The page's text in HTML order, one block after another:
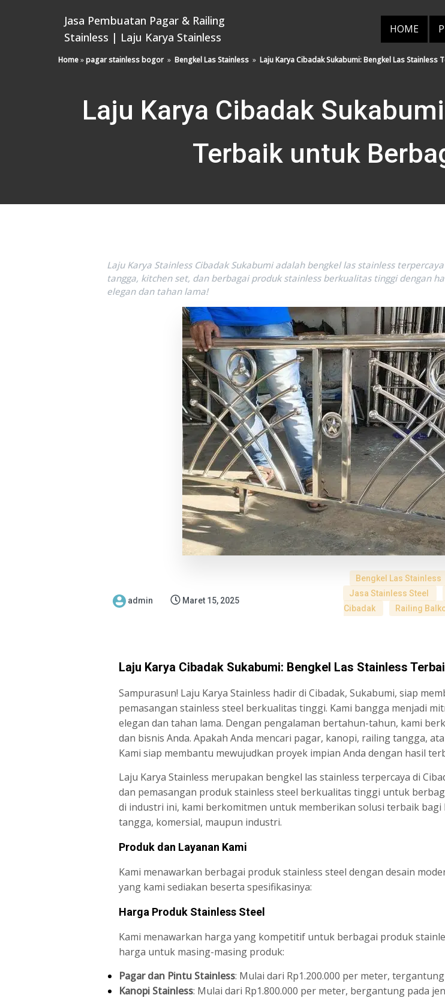
Jasa Pembuatan Pagar & Railing
Stainless | Laju Karya Stainless
HOME
Home»pagar stainless bogor » Bengkel Las Stainless » Laju Karya Cibadak Sukabumi: Bengkel Las Stainless
Laju Karya Cibadak
Terbaik untuk
Laju Karya Stainless Cibadak Sukabumi adalah bengkel las stainless
tangga, kitchen set, dan berbagai produk stainless berkualitas tinggi dengan
elegan dan tahan lama!
admin Maret 15, 2025
Bengkel Las Stainless
Jasa Stainless Steel
Cibadak
Railing
Laju Karya Cibadak Sukabumi: Bengkel Las Stainless
Sampurasun! Laju Karya Stainless hadir di Cibadak, Sukabumi, siap
pemasangan stainless steel berkualitas tinggi. Kami bangga menjadi
elegan dan tahan lama. Dengan pengalaman bertahun-tahun, kami
dan bisnis Anda. Apakah Anda mencari pagar, kanopi, railing tangga,
Kami siap membantu mewujudkan proyek impian Anda dengan hasil
Laju Karya Stainless merupakan bengkel las stainless terpercaya di
dan pemasangan produk stainless steel berkualitas tinggi untuk
di industri ini, kami berkomitmen untuk memberikan solusi terbaik
tangga, komersial, maupun industri.
Produk dan Layanan Kami
Kami menawarkan berbagai produk stainless steel dengan desain
yang kami sediakan beserta spesifikasinya:
Harga Produk Stainless Steel
Kami menawarkan harga yang kompetitif untuk berbagai produk
harga untuk masing-masing produk:
Pagar dan Pintu Stainless: Mulai dari Rp1.200.000 per meter,
Kanopi Stainless: Mulai dari Rp1.800.000 per meter, bergantung pada